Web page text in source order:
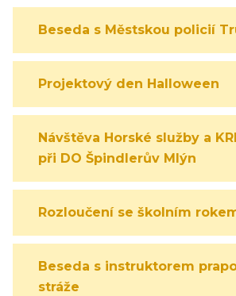
Beseda s Městskou policií
Projektový den Halloween
Návštěva Horské služby a
při DO Špindlerův Mlýn
Rozloučení se školním
Beseda s instruktorem
stráže